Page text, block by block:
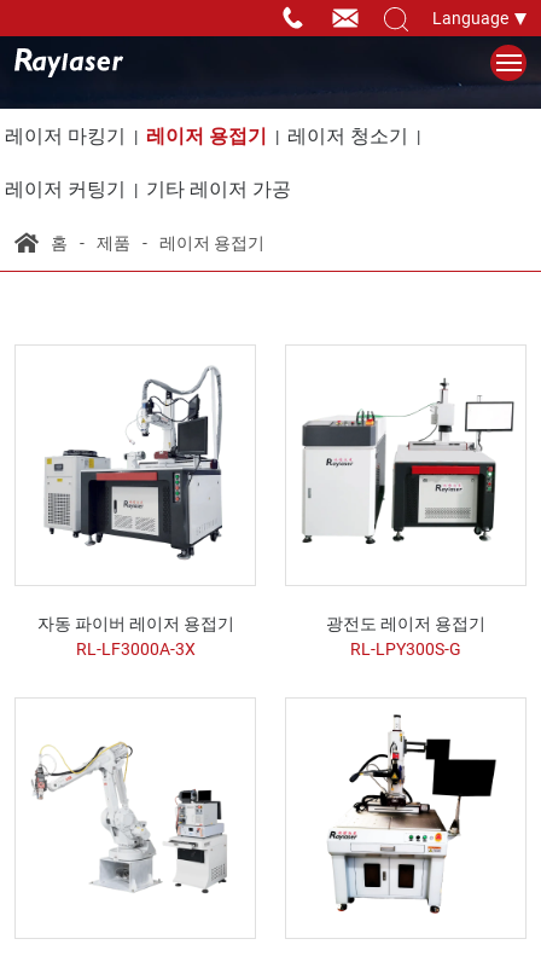
Language
레이저 마킹기 레이저 용접기 레이저 청소기
레이저 커팅기 기타 레이저 가공
홈 제품 레이저 용접기
자동 파이버 레이저 용접기
RL-LF3000A-3X
광전도 레이저 용접기
RL-LPY300S-G